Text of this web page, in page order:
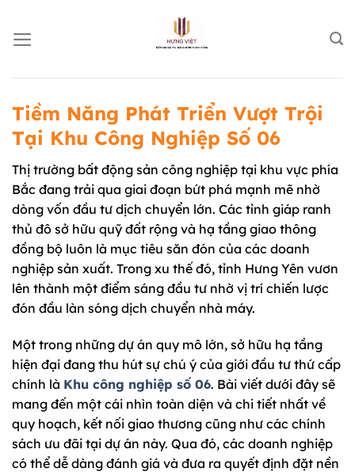
đến
nội
Tiềm Năng Phát Triển Vượt Trội
Tại Khu Công Nghiệp Số 06
Thị trường bất động sản công nghiệp tại khu vực phía
Bắc đang trải qua giai đoạn bứt phá mạnh mẽ nhờ
dòng vốn đầu tư dịch chuyển lớn. Các tỉnh giáp ranh
thủ đô sở hữu quỹ đất rộng và hạ tầng giao thông
đồng bộ luôn là mục tiêu săn đón của các doanh
nghiệp sản xuất. Trong xu thế đó, tỉnh Hưng Yên vươn
lên thành một điểm sáng đầu tư nhờ vị trí chiến lược
đón đầu làn sóng dịch chuyển nhà máy.
Một trong những dự án quy mô lớn, sở hữu hạ tầng
hiện đại đang thu hút sự chú ý của giới đầu tư thứ cấp
chính là Khu công nghiệp số 06. Bài viết dưới đây sẽ
mang đến một cái nhìn toàn diện và chi tiết nhất về
quy hoạch, kết nối giao thương cũng như các chính
sách ưu đãi tại dự án này. Qua đó, các doanh nghiệp
có thể dễ dàng đánh giá và đưa ra quyết định đặt nền